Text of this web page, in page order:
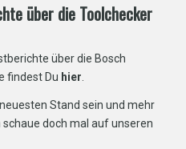
über die Toolchecker
über die Bosch
findest Du hier
Stand sein und mehr
doch mal auf unseren